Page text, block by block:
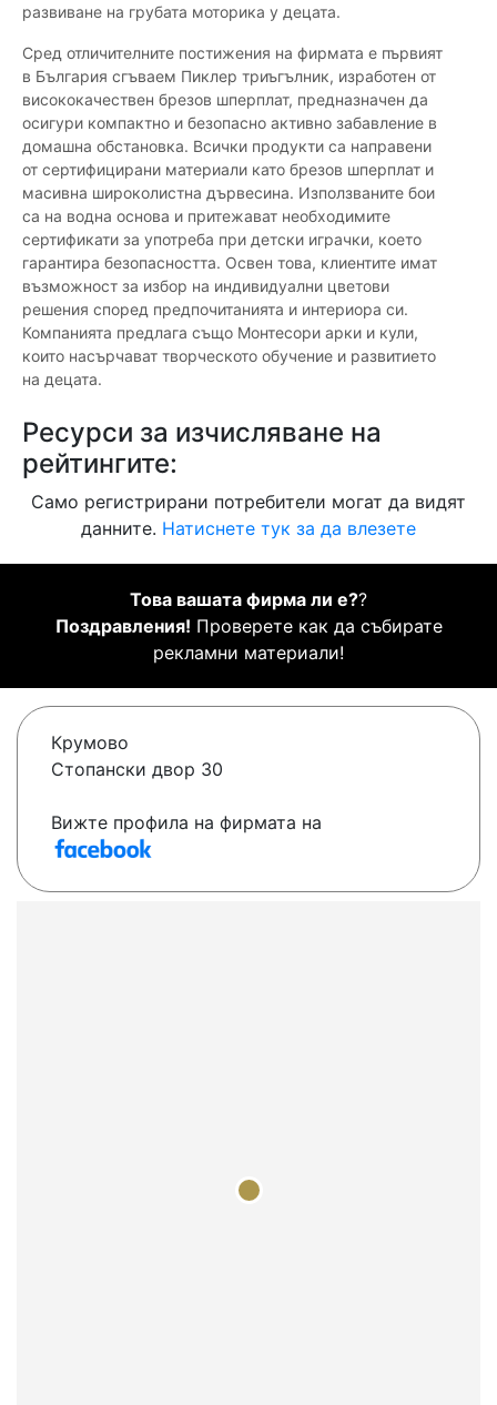
развиване на грубата моторика у децата.
Сред отличителните постижения на фирмата е първият
в България сгъваем Пиклер триъгълник, изработен от
висококачествен брезов шперплат, предназначен да
осигури компактно и безопасно активно забавление в
домашна обстановка. Всички продукти са направени
от сертифицирани материали като брезов шперплат и
масивна широколистна дървесина. Използваните бои
са на водна основа и притежават необходимите
сертификати за употреба при детски играчки, което
гарантира безопасността. Освен това, клиентите имат
възможност за избор на индивидуални цветови
решения според предпочитанията и интериора си.
Компанията предлага също Монтесори арки и кули,
които насърчават творческото обучение и развитието
на децата.
Ресурси за изчисляване на
рейтингите:
Само регистрирани потребители могат да видят
данните. Натиснете тук за да влезете
Това вашата фирма ли е??
Поздравления! Проверете как да събирате
рекламни материали!
Крумово
Стопански двор 30
Вижте профила на фирмата на